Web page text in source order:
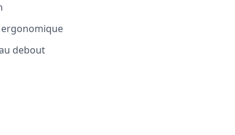
debout